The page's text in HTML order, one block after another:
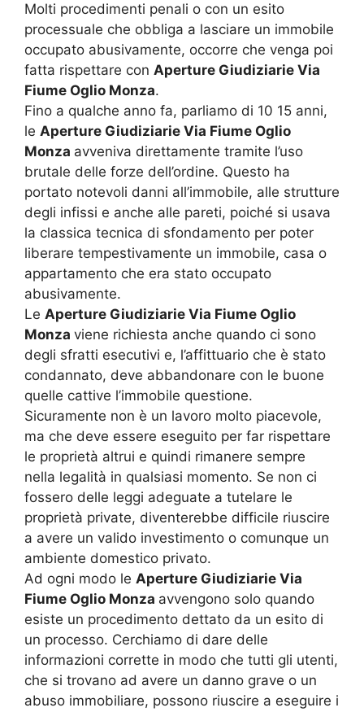
Molti procedimenti penali o con un esito
processuale che obbliga a lasciare un immobile
occupato abusivamente, occorre che venga poi
fatta rispettare con Aperture Giudiziarie Via
Fiume Oglio Monza.
Fino a qualche anno fa, parliamo di 10 15 anni,
le Aperture Giudiziarie Via Fiume Oglio
Monza avveniva direttamente tramite l’uso
brutale delle forze dell’ordine. Questo ha
portato notevoli danni all’immobile, alle strutture
degli infissi e anche alle pareti, poiché si usava
la classica tecnica di sfondamento per poter
liberare tempestivamente un immobile, casa o
appartamento che era stato occupato
abusivamente.
Le Aperture Giudiziarie Via Fiume Oglio
Monza viene richiesta anche quando ci sono
degli sfratti esecutivi e, l’affittuario che è stato
condannato, deve abbandonare con le buone
quelle cattive l’immobile questione.
Sicuramente non è un lavoro molto piacevole,
ma che deve essere eseguito per far rispettare
le proprietà altrui e quindi rimanere sempre
nella legalità in qualsiasi momento. Se non ci
fossero delle leggi adeguate a tutelare le
proprietà private, diventerebbe difficile riuscire
a avere un valido investimento o comunque un
ambiente domestico privato.
Ad ogni modo le Aperture Giudiziarie Via
Fiume Oglio Monza avvengono solo quando
esiste un procedimento dettato da un esito di
un processo. Cerchiamo di dare delle
informazioni corrette in modo che tutti gli utenti,
che si trovano ad avere un danno grave o un
abuso immobiliare, possono riuscire a eseguire i